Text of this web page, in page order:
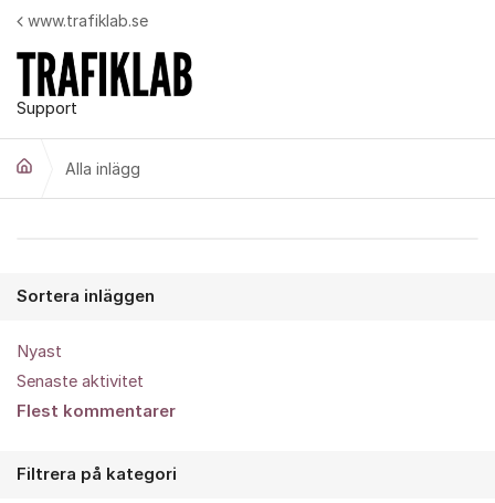
Hoppa till innehåll
Support
www.trafiklab.se
Alla inlägg
Sortera inläggen
Nyast
Senaste aktivitet
Flest kommentarer
Filtrera på kategori